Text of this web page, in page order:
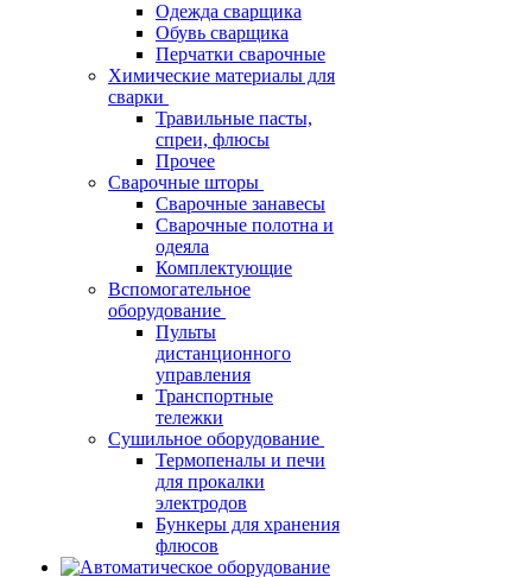
Одежда сварщика
Обувь сварщика
Перчатки сварочные
Химические материалы для
сварки
Травильные пасты,
спреи, флюсы
Прочее
Сварочные шторы
Сварочные занавесы
Сварочные полотна и
одеяла
Комплектующие
Вспомогательное
оборудование
Пульты
дистанционного
управления
Транспортные
тележки
Сушильное оборудование
Термопеналы и печи
для прокалки
электродов
Бункеры для хранения
флюсов